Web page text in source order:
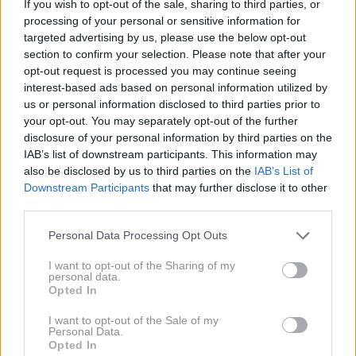
If you wish to opt-out of the sale, sharing to third parties, or
processing of your personal or sensitive information for
targeted advertising by us, please use the below opt-out
section to confirm your selection. Please note that after your
opt-out request is processed you may continue seeing
interest-based ads based on personal information utilized by
us or personal information disclosed to third parties prior to
your opt-out. You may separately opt-out of the further
disclosure of your personal information by third parties on the
IAB’s list of downstream participants. This information may
also be disclosed by us to third parties on the IAB’s List of
Downstream Participants that may further disclose it to other
Please note that this website/app uses one or more Google
not limited to your visit or usage behaviour. You may click to
grant or deny consent to Google and its third-party tags to
use your data for below specified purposes in below Google
consent section.
Personal Data Processing Opt Outs
I want to opt-out of the Sharing of my
personal data.
Opted In
I want to opt-out of the Sale of my
Personal Data.
Opted In
svetovnih gorstvih, odprtja Slovenskega planinskega
muzeja in vse do aktivnosti današnjih dni. Opremljena
je s kratkimi biografijami vidnejših planincev in
alpinistov, opisi pojmov in razlago posameznih
dogodkov, predvsem pa z bogatim slikovnim
gradivom - in tako ponuja bogato predstavitev
planinske zgodovine in ljudi, ki so to zgodovino krojili.